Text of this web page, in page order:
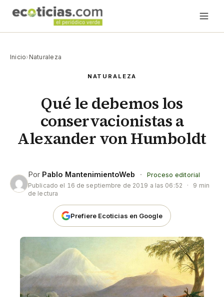
Inicio› Naturaleza
NATURALEZA
Qué le debemos los
conservacionistas a
Alexander von Humboldt
Por Pablo MantenimientoWeb ·
Proceso editorial
Publicado el 16 de septiembre de 2019 a las 06:52 ·
9 min
de lectura
Prefiere Ecoticias en Google